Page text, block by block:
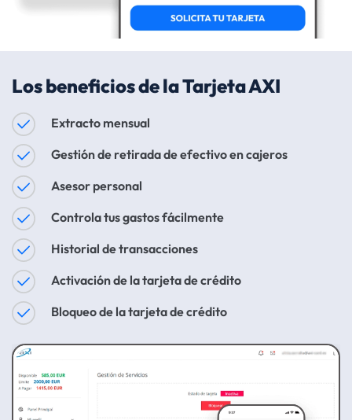
Los beneficios de la Tarjeta AXI
Extracto mensual
Gestión de retirada de efectivo en cajeros
Asesor personal
Controla tus gastos fácilmente
Historial de transacciones
Activación de la tarjeta de crédito
Bloqueo de la tarjeta de crédito